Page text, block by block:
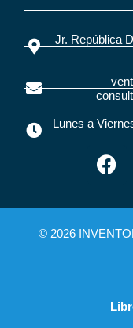
Jr. República
Lunes a
© 2026